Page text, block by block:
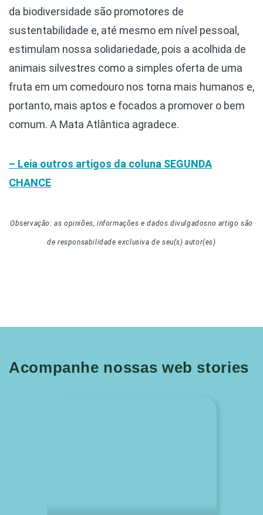
da biodiversidade são promotores de
sustentabilidade e, até mesmo em nível pessoal,
estimulam nossa solidariedade, pois a acolhida de
animais silvestres como a simples oferta de uma
fruta em um comedouro nos torna mais humanos e,
portanto, mais aptos e focados a promover o bem
comum. A Mata Atlântica agradece.
– Leia outros artigos da coluna SEGUNDA
CHANCE
Observação: as opiniões, informações e dados divulgadosno artigosão
de responsabilidade exclusiva de seu(s) autor(es)
Acompanhe nossas web stories